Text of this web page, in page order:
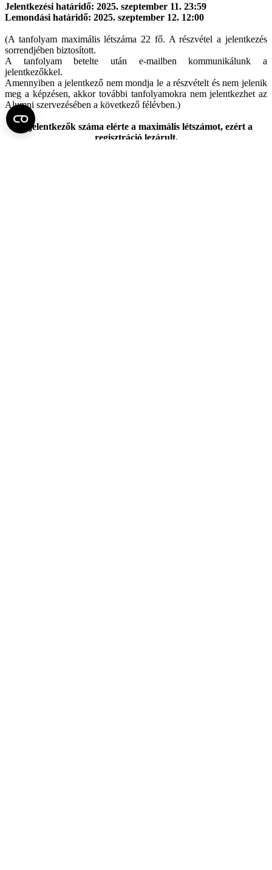
Jelentkezési határidő: 2025. szeptember 11. 23:59
Lemondási határidő: 2025. szeptember 12. 12:00
(A tanfolyam maximális létszáma 22 fő. A részvétel a jelentkezés
sorrendjében biztosított.
A tanfolyam betelte után e-mailben kommunikálunk a
jelentkezőkkel.
Amennyiben a jelentkező nem mondja le a részvételt és nem jelenik
meg a képzésen, akkor további tanfolyamokra nem jelentkezhet az
Alumni szervezésében a következő félévben.)
A jelentkezők száma elérte a maximális létszámot, ezért a
regisztráció lezárult.